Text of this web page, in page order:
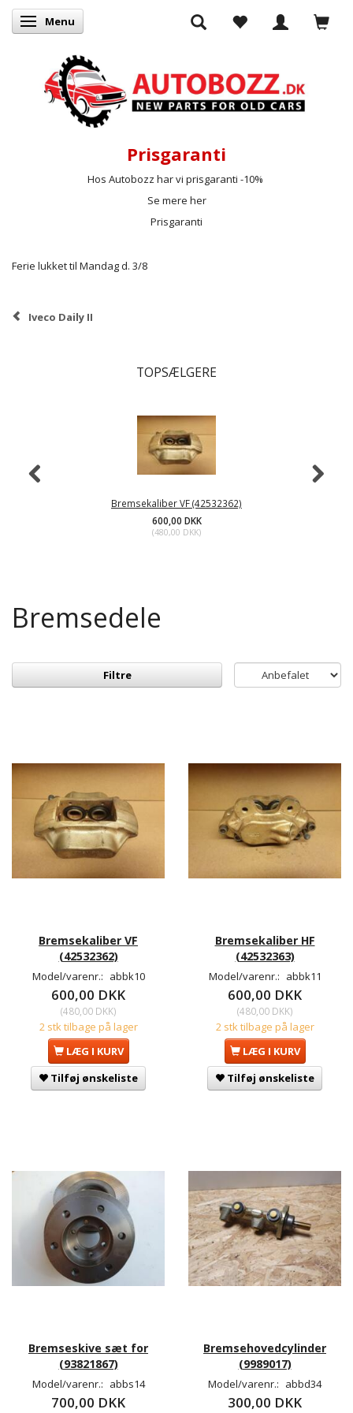
Skifte navigation
Menu
Prisgaranti
Hos Autobozz har vi prisgaranti -10%
Se mere her
Prisgaranti
Ferie lukket til Mandag d. 3/8
Iveco Daily II
TOPSÆLGERE
Bremsekaliber VF (42532362)
600,00 DKK
(480,00 DKK)
Bremsedele
Filtre
Bremsekaliber VF
(42532362)
Model/varenr.: abbk10
600,00 DKK
(480,00 DKK)
2 stk tilbage på lager
LÆG I KURV
Tilføj ønskeliste
Bremsekaliber HF
(42532363)
Model/varenr.: abbk11
600,00 DKK
(480,00 DKK)
2 stk tilbage på lager
LÆG I KURV
Tilføj ønskeliste
Bremseskive sæt for
(93821867)
Model/varenr.: abbs14
700,00 DKK
Bremsehovedcylinder
(9989017)
Model/varenr.: abbd34
300,00 DKK